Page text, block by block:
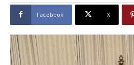
Facebook X